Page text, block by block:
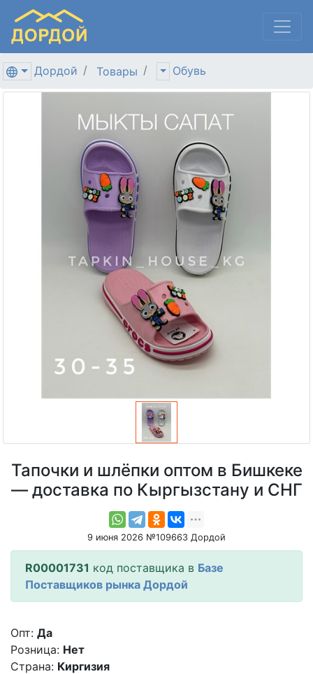
Дордой Товары Обувь
Тапочки и шлёпки оптом в Бишкеке
— доставка по Кыргызстану и СНГ
9 июня 2026 №109663 Дордой
R00001731 код поставщика в Базе
Поставщиков рынка Дордой
Опт: Да
Розница: Нет
Страна: Киргизия